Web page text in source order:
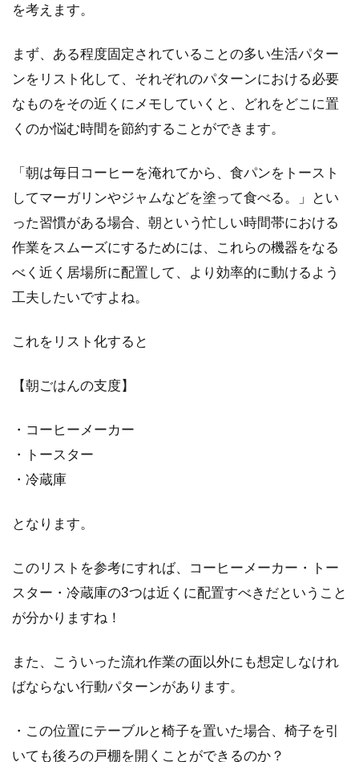
アパートの足音対策！苦情がくる前
に意識しておきたいこと
問題に悩まされることも多いはずです。特に、
を考えます。
まず、ある程度固定されていることの多い生活パター
ンをリスト化して、それぞれのパターンにおける必要
なものをその近くにメモしていくと、どれをどこに置
くのか悩む時間を節約することができます。
「朝は毎日コーヒーを淹れてから、食パンをトースト
してマーガリンやジャムなどを塗って食べる。」とい
った習慣がある場合、朝という忙しい時間帯における
作業をスムーズにするためには、これらの機器をなる
べく近く居場所に配置して、より効率的に動けるよう
工夫したいですよね。
これをリスト化すると
【朝ごはんの支度】
・コーヒーメーカー
・トースター
・冷蔵庫
となります。
このリストを参考にすれば、コーヒーメーカー・トー
スター・冷蔵庫の3つは近くに配置すべきだということ
が分かりますね！
また、こういった流れ作業の面以外にも想定しなけれ
ばならない行動パターンがあります。
・この位置にテーブルと椅子を置いた場合、椅子を引
いても後ろの戸棚を開くことができるのか？